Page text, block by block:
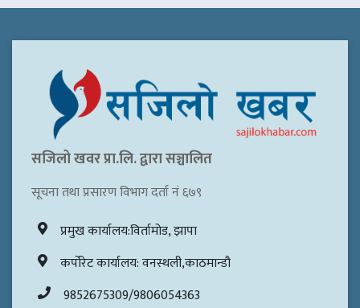
सजिलो खवर प्रा.लि. द्वारा सञ्चालित
सूचना तथा प्रसारण विभाग दर्ता नं ६७९
प्रमुख कार्यालय:विर्तामोड, झापा
कर्पोरेट कार्यालय: वनस्थली,काठमान्डौ
9852675309/9806054363